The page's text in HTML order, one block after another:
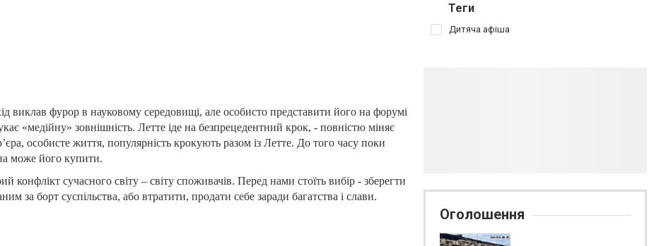
виклав фурор в науковому середовищі, але особисто представити його на форумі
«медійну» зовнішність. Летте іде на безпрецедентний крок, - повністю міняє
особисте життя, популярність крокують разом із Летте. До того часу поки
може його купити.
сучасного світу – світу споживачів. Перед нами стоїть вибір - зберегти
за борт суспільства, або втратити, продати себе заради багатства і слави.
Теги
Дитяча афіша
Оголошення